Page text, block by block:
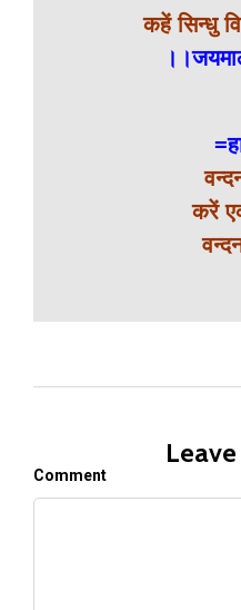
कहें सिन्धु
करें
Comment